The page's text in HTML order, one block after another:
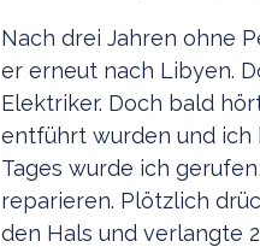
Nach drei Jahren ohne
er erneut nach Libyen.
Elektriker. Doch bald
entführt wurden und ich
Tages wurde ich
reparieren. Plötzlich
den Hals und verlangte